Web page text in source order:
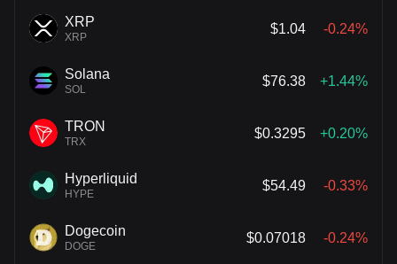
XRP
XRP
$1.04 -0.24%
Solana
SOL
$76.38 +1.44%
TRON
TRX
$0.3295 +0.20%
Hyperliquid
HYPE
$54.49 -0.33%
Dogecoin
DOGE
$0.07018 -0.24%